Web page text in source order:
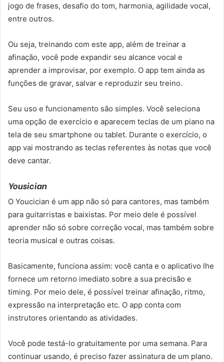
jogo de frases, desafio do tom, harmonia, agilidade vocal,
entre outros.
Ou seja, treinando com este app, além de treinar a
afinação, você pode expandir seu alcance vocal e
aprender a improvisar, por exemplo. O app tem ainda as
funções de gravar, salvar e reproduzir seu treino.
Seu uso e funcionamento são simples. Você seleciona
uma opção de exercício e aparecem teclas de um piano na
tela de seu smartphone ou tablet. Durante o exercício, o
app vai mostrando as teclas referentes às notas que você
deve cantar.
Yousician
O Youcician é um app não só para cantores, mas também
para guitarristas e baixistas. Por meio dele é possível
aprender não só sobre correção vocal, mas também sobre
teoria musical e outras coisas.
Basicamente, funciona assim: você canta e o aplicativo lhe
fornece um retorno imediato sobre a sua precisão e
timing. Por meio dele, é possível treinar afinação, ritmo,
expressão na interpretação etc. O app conta com
instrutores orientando as atividades.
Você pode testá-lo gratuitamente por uma semana. Para
continuar usando, é preciso fazer assinatura de um plano.